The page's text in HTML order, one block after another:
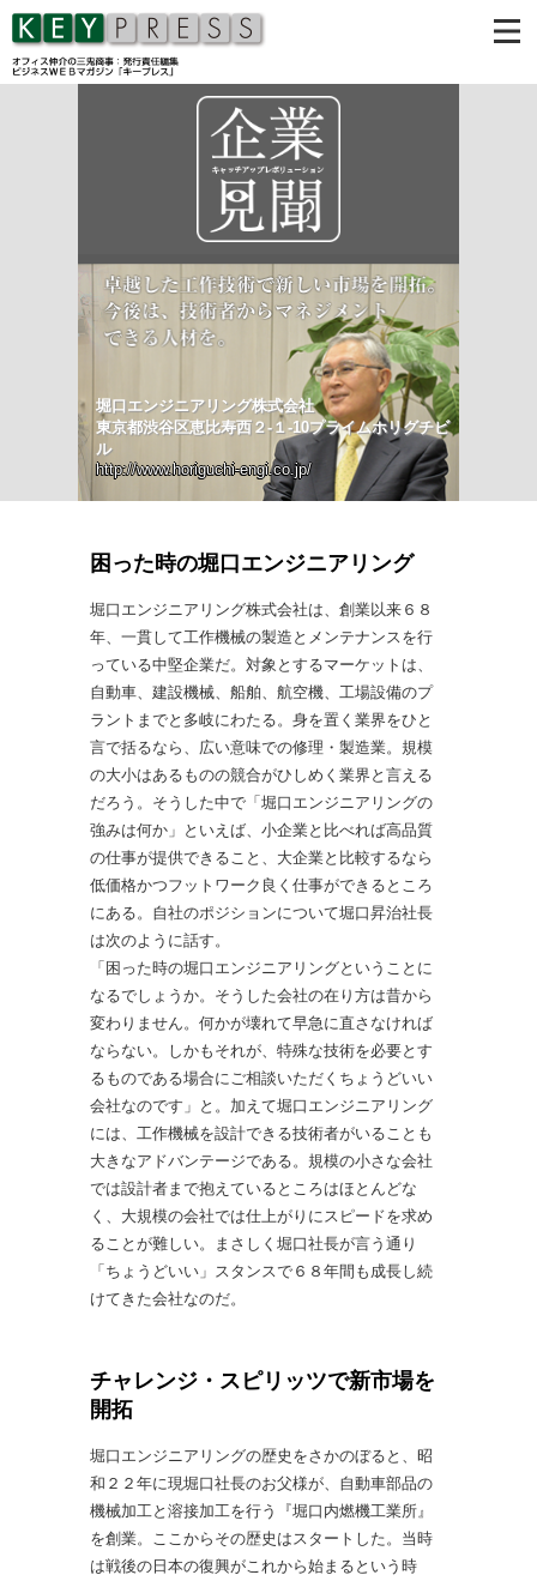
堀口エンジニアリング株式会社
東京都渋谷区恵比寿西２-１-10プライムホリグチビ
ル
http://www.horiguchi-engi.co.jp/
困った時の堀口エンジニアリング
堀口エンジニアリング株式会社は、創業以来６８
年、一貫して工作機械の製造とメンテナンスを行
っている中堅企業だ。対象とするマーケットは、
自動車、建設機械、船舶、航空機、工場設備のプ
ラントまでと多岐にわたる。身を置く業界をひと
言で括るなら、広い意味での修理・製造業。規模
の大小はあるものの競合がひしめく業界と言える
だろう。そうした中で「堀口エンジニアリングの
強みは何か」といえば、小企業と比べれば高品質
の仕事が提供できること、大企業と比較するなら
低価格かつフットワーク良く仕事ができるところ
にある。自社のポジションについて堀口昇治社長
は次のように話す。
「困った時の堀口エンジニアリングということに
なるでしょうか。そうした会社の在り方は昔から
変わりません。何かが壊れて早急に直さなければ
ならない。しかもそれが、特殊な技術を必要とす
るものである場合にご相談いただくちょうどいい
会社なのです」と。加えて堀口エンジニアリング
には、工作機械を設計できる技術者がいることも
大きなアドバンテージである。規模の小さな会社
では設計者まで抱えているところはほとんどな
く、大規模の会社では仕上がりにスピードを求め
ることが難しい。まさしく堀口社長が言う通り
「ちょうどいい」スタンスで６８年間も成長し続
けてきた会社なのだ。
チャレンジ・スピリッツで新市場を
開拓
堀口エンジニアリングの歴史をさかのぼると、昭
和２２年に現堀口社長のお父様が、自動車部品の
機械加工と溶接加工を行う『堀口内燃機工業所』
を創業。ここからその歴史はスタートした。当時
は戦後の日本の復興がこれから始まるという時